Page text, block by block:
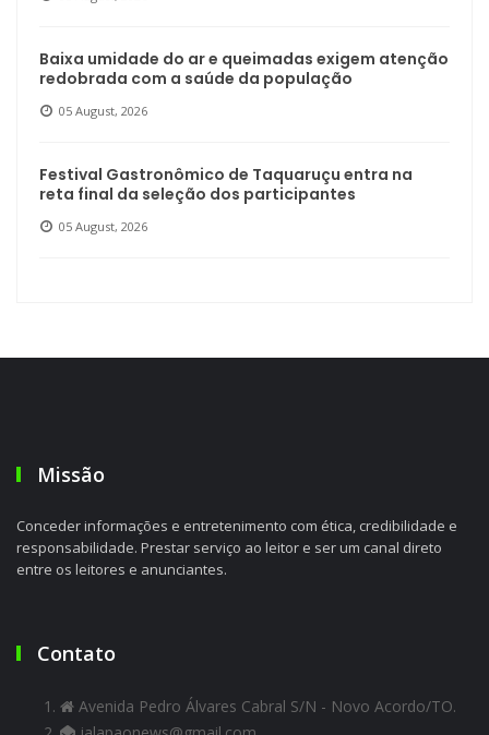
Baixa umidade do ar e queimadas exigem atenção
redobrada com a saúde da população
05 August, 2026
Festival Gastronômico de Taquaruçu entra na
reta final da seleção dos participantes
05 August, 2026
Missão
Conceder informações e entretenimento com ética, credibilidade e
responsabilidade. Prestar serviço ao leitor e ser um canal direto
entre os leitores e anunciantes.
Contato
Avenida Pedro Álvares Cabral S/N - Novo Acordo/TO.